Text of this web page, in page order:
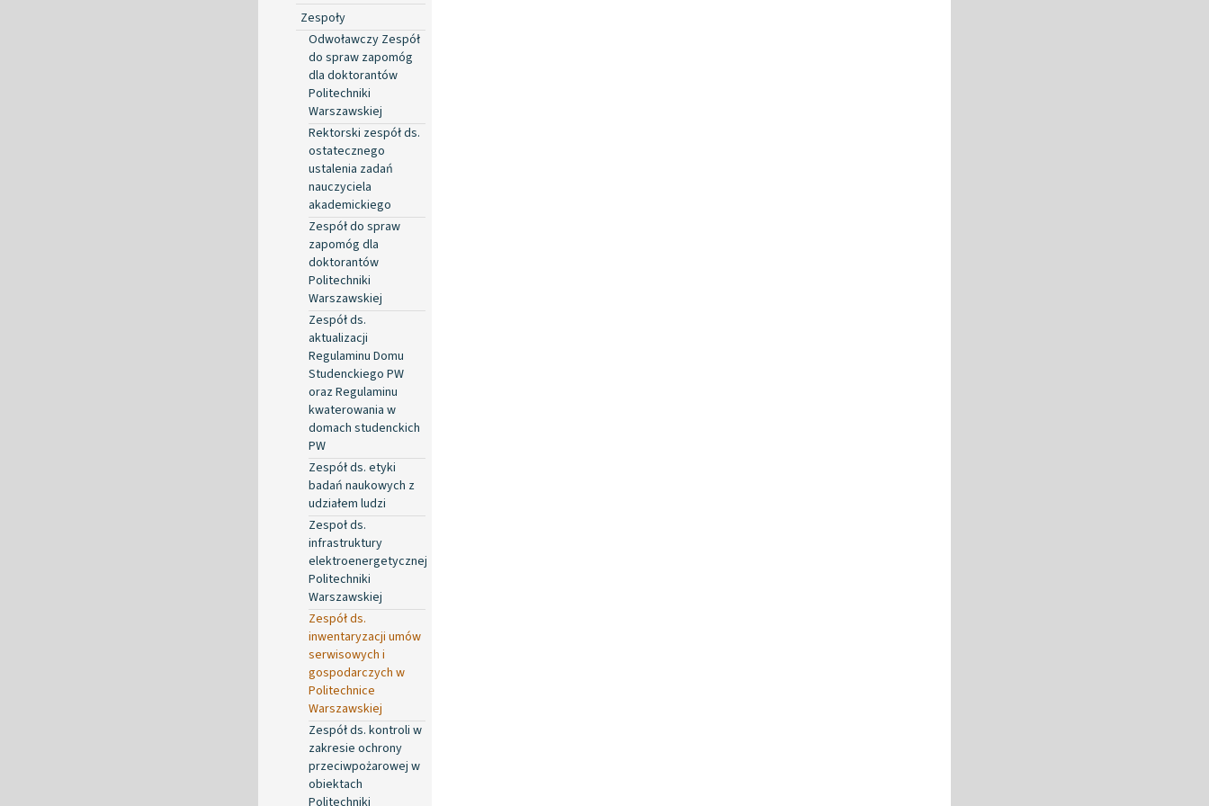
Zespoły
Odwoławczy Zespół
do spraw zapomóg
dla doktorantów
Politechniki
Warszawskiej
Rektorski zespół ds.
ostatecznego
ustalenia zadań
nauczyciela
akademickiego
Zespół do spraw
zapomóg dla
doktorantów
Politechniki
Warszawskiej
Zespół ds.
aktualizacji
Regulaminu Domu
Studenckiego PW
oraz Regulaminu
kwaterowania w
domach studenckich
PW
Zespół ds. etyki
badań naukowych z
udziałem ludzi
Zespoł ds.
infrastruktury
elektroenergetycznej
Politechniki
Warszawskiej
Zespół ds.
inwentaryzacji umów
serwisowych i
gospodarczych w
Politechnice
Warszawskiej
Zespół ds. kontroli w
zakresie ochrony
przeciwpożarowej w
obiektach
Politechniki